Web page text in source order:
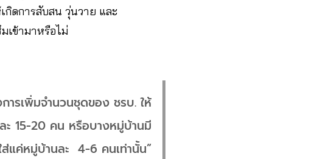
กิดการสับสน วุ่นวาย และ
เข้ามาหรือไม่
ารเพิ่มจำนวนชุดของ ชรบ. ให้
ะ 15-20 คน หรือบางหมู่บ้านมี
แค่หมู่บ้านละ 4-6 คนเท่านั้น”